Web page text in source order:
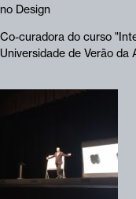
no Design
Co-curadora do curso
Universidade de Verão da